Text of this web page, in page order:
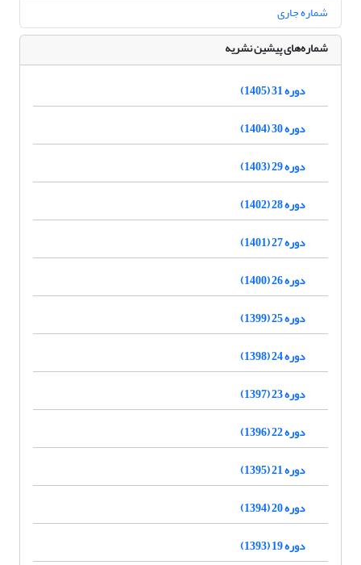
شماره جاری
شماره‌های پیشین نشریه
دوره 31 (1405)
دوره 30 (1404)
دوره 29 (1403)
دوره 28 (1402)
دوره 27 (1401)
دوره 26 (1400)
دوره 25 (1399)
دوره 24 (1398)
دوره 23 (1397)
دوره 22 (1396)
دوره 21 (1395)
دوره 20 (1394)
دوره 19 (1393)